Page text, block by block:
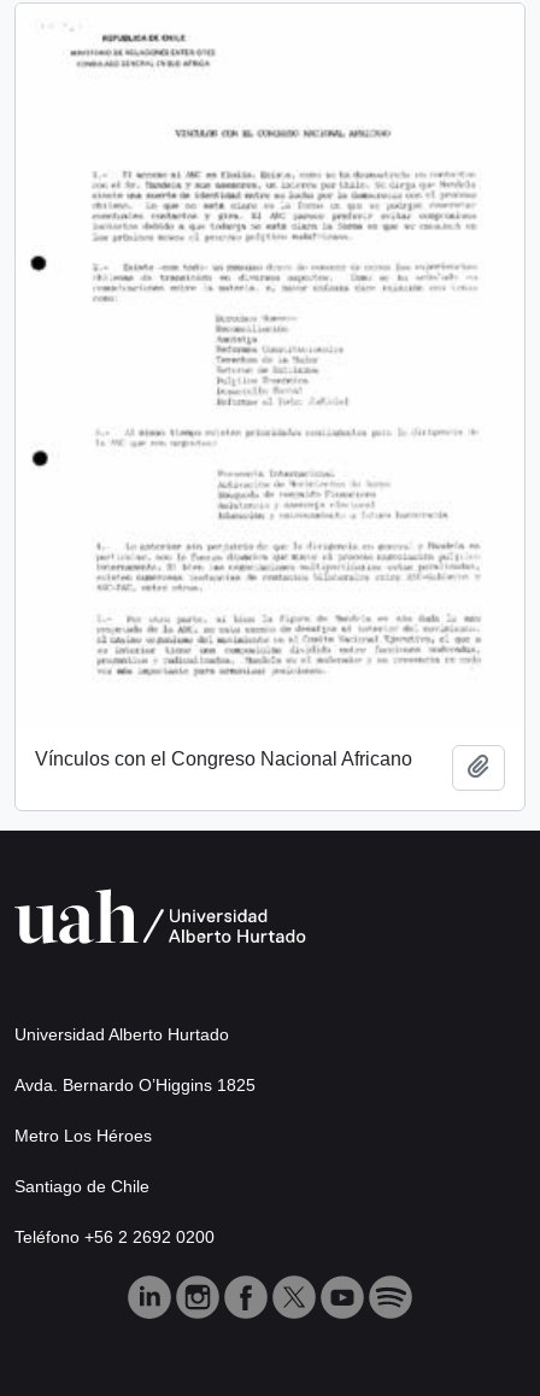
Vínculos con el Congreso Nacional Africano
Universidad Alberto Hurtado
Avda. Bernardo O’Higgins 1825
Metro Los Héroes
Santiago de Chile
Teléfono +56 2 2692 0200